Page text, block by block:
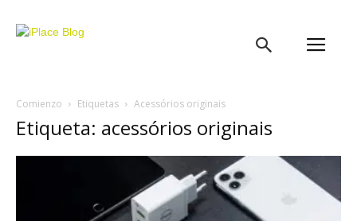
Comienzo Etiquetas Acessórios originais
Etiqueta: acessórios originais